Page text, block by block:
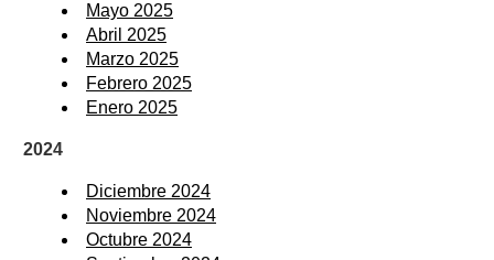
Mayo 2025
Abril 2025
Marzo 2025
Febrero 2025
Enero 2025
2024
Diciembre 2024
Noviembre 2024
Octubre 2024